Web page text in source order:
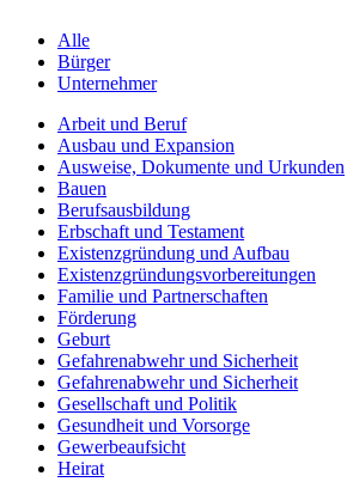
Alle
Bürger
Unternehmer
Arbeit und Beruf
Ausbau und Expansion
Ausweise, Dokumente und Urkunden
Bauen
Berufsausbildung
Erbschaft und Testament
Existenzgründung und Aufbau
Existenzgründungsvorbereitungen
Familie und Partnerschaften
Förderung
Geburt
Gefahrenabwehr und Sicherheit
Gefahrenabwehr und Sicherheit
Gesellschaft und Politik
Gesundheit und Vorsorge
Gewerbeaufsicht
Heirat